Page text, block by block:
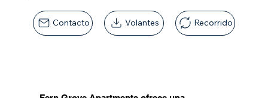
Contacto Volantes Recorrido